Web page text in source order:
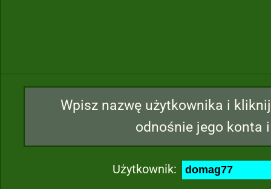
Wpisz nazwę użytkownika i
odnośnie jego konta
Użytkownik: